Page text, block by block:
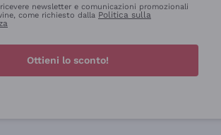
newsletter e comunicazioni promozionali
come richiesto dalla Politica sulla
Ottieni lo sconto!